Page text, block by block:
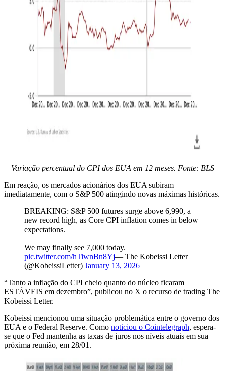
Variação percentual do CPI dos EUA em 12 meses. Fonte: BLS
Em reação, os mercados acionários dos EUA subiram
imediatamente, com o S&P 500 atingindo novas máximas históricas.
BREAKING: S&P 500 futures surge above 6,990, a
new record high, as Core CPI inflation comes in below
expectations.
We may finally see 7,000 today.
pic.twitter.com/hTiwnBn8Yj— The Kobeissi Letter
(@KobeissiLetter) January 13, 2026
“Tanto a inflação do CPI cheio quanto do núcleo ficaram
ESTÁVEIS em dezembro”, publicou no X o recurso de trading The
Kobeissi Letter.
Kobeissi mencionou uma situação problemática entre o governo dos
EUA e o Federal Reserve. Como noticiou o Cointelegraph, espera-
se que o Fed mantenha as taxas de juros nos níveis atuais em sua
próxima reunião, em 28/01.